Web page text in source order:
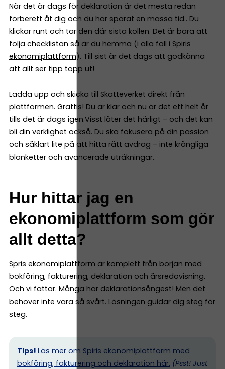
När det är dags för deklaration är det mesta redan
förberett åt dig och du har sparat en massa tid.. Du
klickar runt och tar den där sista kollen. Det är bara att
följa checklistan så är du hemma (i alla fall i Spiris
ekonomiplattform). Till sist är det dags att godkänna
att allt ser tipp topp ut!
Ladda upp och skicka till Skatteverket direkt från
plattformen. Grattis! Du är klar och nu är det ett helt år
tills det är dags igen.Visst låter det härligt – och det kan
bli din verklighet också. Du ska fokusera på din passion
och såklart lite på att hitta rätt avdrag – inte krångliga
blanketter och avancerade uträkningar.
Hur hittar jag en
ekonomiplattform som gör
allt detta?
Spris ekonomiplattform är komplett från början med
bokföring, fakturering, deklaration och årsredovisning.
Och vi fattar. Många har deklarationsångest! Men det
behöver inte vara så svårt. Lösningen guidar dig steg för
steg.
Tips! Läs mer om Spiris ekonomiplattform med
bokföring, fakturering och deklaration här. (Psst! Just